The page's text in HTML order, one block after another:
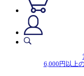
6,000円以上